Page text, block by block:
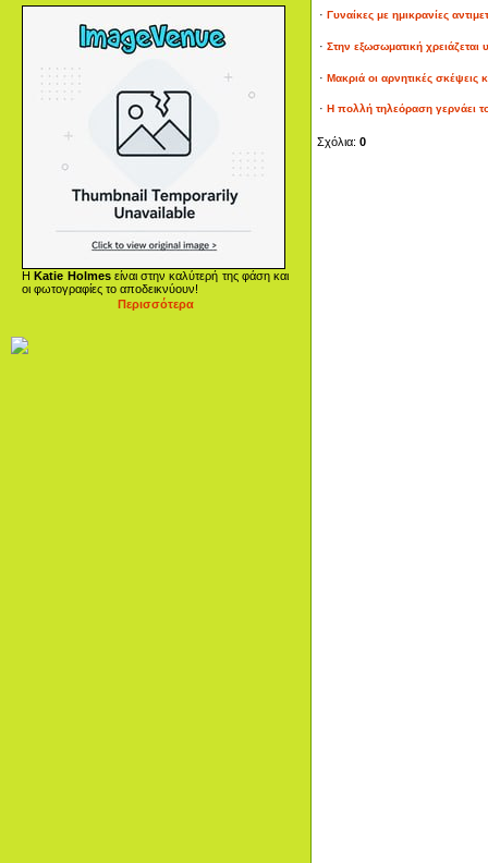
ΗKatie Holmesείναι στην καλύτερή της φάση και
οι φωτογραφίες το αποδεικνύουν!
Περισσότερα
· Γυναίκες με ημικρανίες
· Στην εξωσωματική χρειάζεται
· Μακριά οι αρνητικές σκέψεις
· Η πολλή τηλεόραση γερνάει
Σχόλια: 0